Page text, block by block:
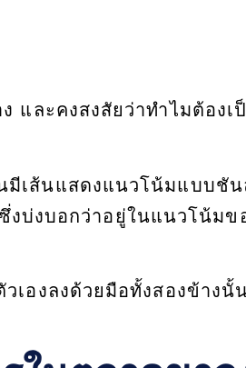
และคงสงสัยว่าทำไมต้องเ
เส้นแสดงแนวโน้มแบบชัน
งบ่งบอกว่าอยู่ในแนวโน้มข
เองลงด้วยมือทั้งสองข้างนั้